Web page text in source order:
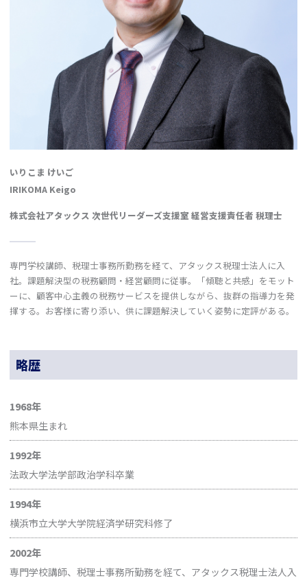
いりこま けいご
IRIKOMA Keigo
株式会社アタックス 次世代リーダーズ支援室 経営支援責任者 税理士
専門学校講師、税理士事務所勤務を経て、アタックス税理士法人に入
社。課題解決型の税務顧問・経営顧問に従事。「傾聴と共感」をモット
ーに、顧客中心主義の税務サービスを提供しながら、抜群の指導力を発
揮する。お客様に寄り添い、供に課題解決していく姿勢に定評がある。
略歴
1968年
熊本県生まれ
1992年
法政大学法学部政治学科卒業
1994年
横浜市立大学大学院経済学研究科修了
2002年
専門学校講師、税理士事務所勤務を経て、アタックス税理士法人入